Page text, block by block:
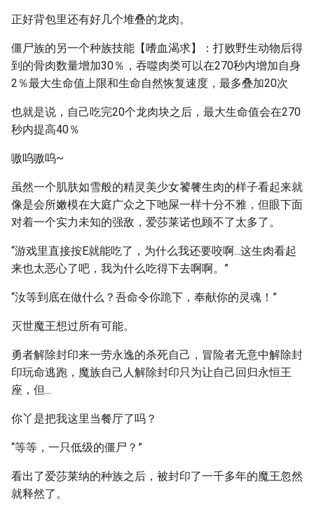
正好背包里还有好几个堆叠的龙肉。
僵尸族的另一个种族技能【嗜血渴求】：打败野生动物后得
到的骨肉数量增加30％，吞噬肉类可以在270秒内增加自身
2％最大生命值上限和生命自然恢复速度，最多叠加20次
也就是说，自己吃完20个龙肉块之后，最大生命值会在270
秒内提高40％
嗷呜嗷呜~
虽然一个肌肤如雪般的精灵美少女饕餮生肉的样子看起来就
像是会所嫩模在大庭广众之下吔屎一样十分不雅，但眼下面
对着一个实力未知的强敌，爱莎莱诺也顾不了太多了。
“游戏里直接按E就能吃了，为什么我还要咬啊...这生肉看起
来也太恶心了吧，我为什么吃得下去啊啊。”
“汝等到底在做什么？吾命令你跪下，奉献你的灵魂！”
灭世魔王想过所有可能。
勇者解除封印来一劳永逸的杀死自己，冒险者无意中解除封
印玩命逃跑，魔族自己人解除封印只为让自己回归永恒王
座，但...
你丫是把我这里当餐厅了吗？
“等等，一只低级的僵尸？”
看出了爱莎莱纳的种族之后，被封印了一千多年的魔王忽然
就释然了。